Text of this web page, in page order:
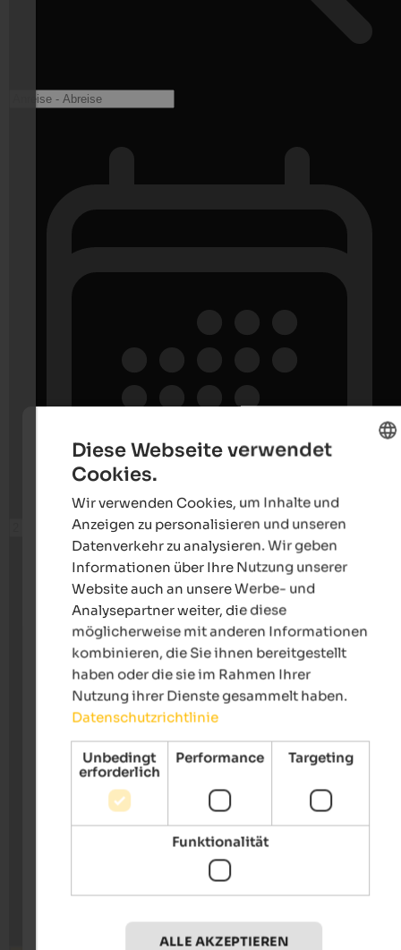
GERMAN
Diese Webseite verwendet
Cookies.
Wir verwenden Cookies, um Inhalte und
Anzeigen zu personalisieren und unseren
Datenverkehr zu analysieren. Wir geben
Informationen über Ihre Nutzung unserer
Website auch an unsere Werbe- und
Analysepartner weiter, die diese
möglicherweise mit anderen Informationen
kombinieren, die Sie ihnen bereitgestellt
haben oder die sie im Rahmen Ihrer
Nutzung ihrer Dienste gesammelt haben.
Datenschutzrichtlinie
Unbedingt
erforderlich
Performance Targeting
Funktionalität
ALLE AKZEPTIEREN